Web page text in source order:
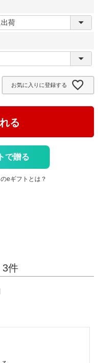
お気に入りに登録する
る
で贈る
のeギフトとは？
3